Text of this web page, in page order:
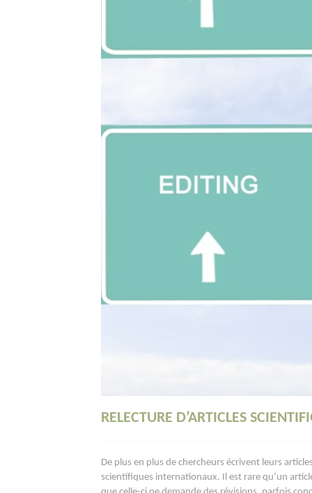
RELECTURE D’ARTICLES
De plus en plus de chercheurs écrivent leurs
scientifiques internationaux. Il est rare qu’un